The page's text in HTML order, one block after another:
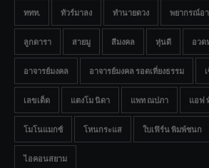
ททท. ทัวร์มาลง ทำนายดวง พยากรณ์อ
ลูกดารา สายมู สีมงคล หุ่นดี อวด
อาจารย์มงคล อาจารย์มงคล รอดเที่ยงธรรม
เลขเด็ด แตงโม นิดา แพท ณปภา แอฟ
โมโนแมกซ์ โหนกระแส ใบเฟิร์น พิมพ์ชนก
ไอคอนสยาม